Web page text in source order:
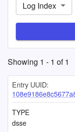
Log Index
Showing 1 - 1 of1
Entry UUID:
TYPE
dsse